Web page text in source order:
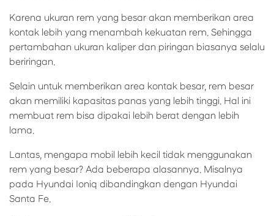
Karena ukuran rem yang besar akan memberikan area
kontak lebih yang menambah kekuatan rem. Sehingga
pertambahan ukuran kaliper dan piringan biasanya selalu
beriringan.
Selain untuk memberikan area kontak besar, rem besar
akan memiliki kapasitas panas yang lebih tinggi. Hal ini
membuat rem bisa dipakai lebih berat dengan lebih
lama.
Lantas, mengapa mobil lebih kecil tidak menggunakan
rem yang besar? Ada beberapa alasannya. Misalnya
pada Hyundai Ioniq dibandingkan dengan Hyundai
Santa Fe.